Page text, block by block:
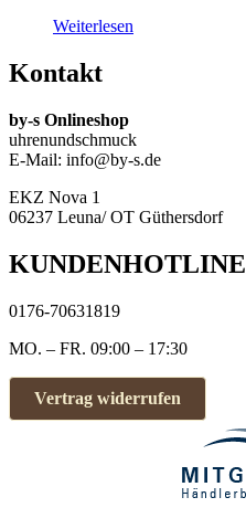
Weiterlesen
Kontakt
by-s Onlineshop
uhrenundschmuck
E-Mail: info@by-s.de
EKZ Nova 1
06237 Leuna/ OT Güthersdorf
KUNDENHOTLINE
0176-70631819
MO. – FR. 09:00 – 17:30
Vertrag widerrufen